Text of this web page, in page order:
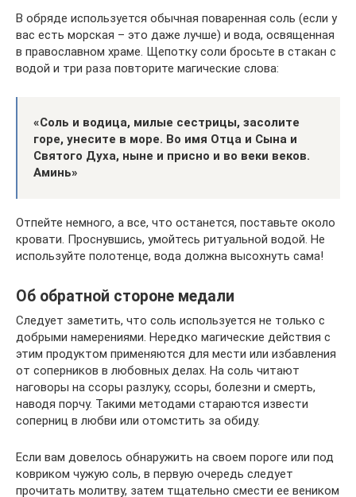
В обряде используется обычная поваренная соль (если у
вас есть морская – это даже лучше) и вода, освященная
в православном храме. Щепотку соли бросьте в стакан с
водой и три раза повторите магические слова:
«Соль и водица, милые сестрицы, засолите
горе, унесите в море. Во имя Отца и Сына и
Святого Духа, ныне и присно и во веки веков.
Аминь»
Отпейте немного, а все, что останется, поставьте около
кровати. Проснувшись, умойтесь ритуальной водой. Не
используйте полотенце, вода должна высохнуть сама!
Об обратной стороне медали
Следует заметить, что соль используется не только с
добрыми намерениями. Нередко магические действия с
этим продуктом применяются для мести или избавления
от соперников в любовных делах. На соль читают
наговоры на ссоры разлуку, ссоры, болезни и смерть,
наводя порчу. Такими методами стараются извести
соперниц в любви или отомстить за обиду.
Если вам довелось обнаружить на своем пороге или под
ковриком чужую соль, в первую очередь следует
прочитать молитву, затем тщательно смести ее веником